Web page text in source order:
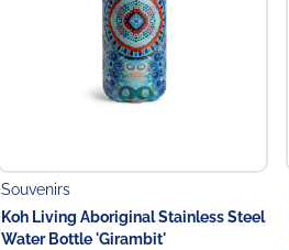
Souvenirs
Koh Living Aboriginal Stainless Steel
Water Bottle 'Girambit'